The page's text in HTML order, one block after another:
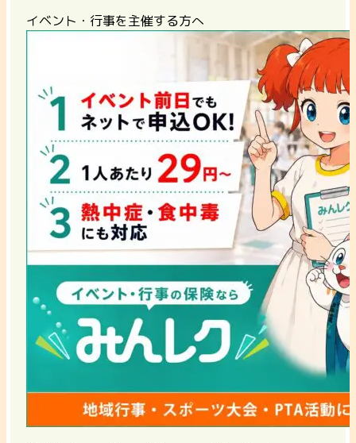
イベント・行事を主催する方へ